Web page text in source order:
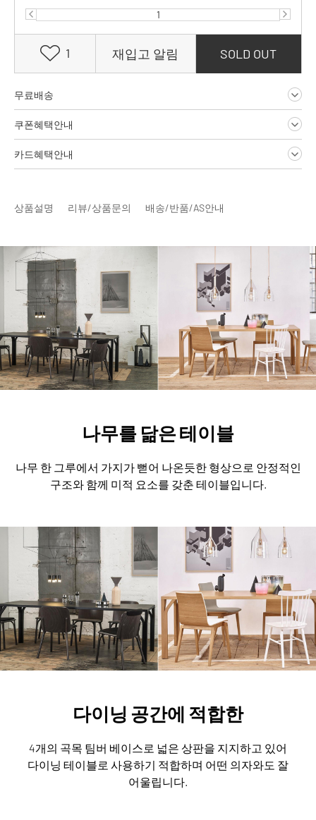
1 재입고 알림 SOLD OUT
무료배송
쿠폰혜택안내
카드혜택안내
상품설명 리뷰/상품문의 배송/반품/AS안내
나무를 닮은 테이블
나무 한 그루에서 가지가 뻗어 나온듯한 형상으로 안정적인
구조와 함께 미적 요소를 갖춘 테이블입니다.
다이닝 공간에 적합한
4개의 곡목 팀버 베이스로 넓은 상판을 지지하고 있어
다이닝 테이블로 사용하기 적합하며 어떤 의자와도 잘
어울립니다.